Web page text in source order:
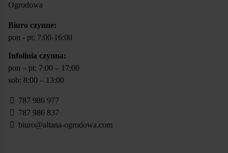
Biuro czynne:
pon - pt: 7:00-16:00
Infolinia czynna:
pon – pt: 7:00 – 17:00
sob: 8:00 – 13:00
787 986 977
787 986 837
biuro@altana-ogrodowa.com